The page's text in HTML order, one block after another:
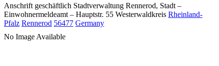
Anschrift geschäftlich Stadtverwaltung Rennerod, Stadt –
Einwohnermeldeamt – Hauptstr. 55 Westerwaldkreis Rheinland-
Pfalz Rennerod 56477 Germany
No Image Available